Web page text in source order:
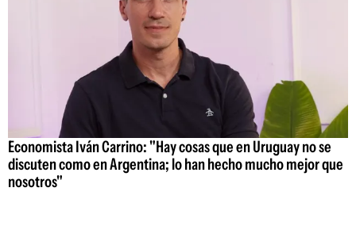
Economista Iván Carrino: "Hay cosas que en Uruguay no se
discuten como en Argentina; lo han hecho mucho mejor que
nosotros"